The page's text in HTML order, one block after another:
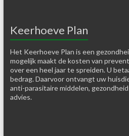
Keerhoeve Plan
Het Keerhoeve Plan is een
mogelijk maakt de kosten van
over een heel jaar te spreiden. U
bedrag. Daarvoor ontvangt uw
anti-parasitaire middelen,
advies.